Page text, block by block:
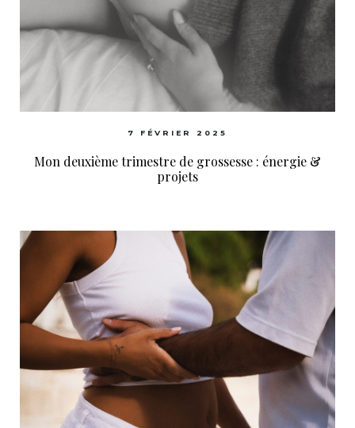
7 FÉVRIER 2025
Mon deuxième trimestre de grossesse : énergie &
projets